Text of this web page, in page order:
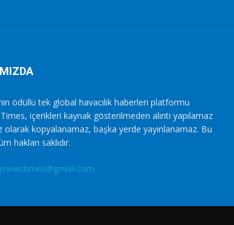
ödüllü tek global havacılık haberleri platformu
içerikleri kaynak gösterilmeden alıntı yapılamaz
olarak kopyalanamaz, başka yerde yayınlanamaz. Bu
hakları saklıdır.